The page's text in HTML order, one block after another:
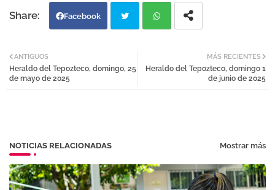
Facebook
tter atsa
MÁS RECIENTES
Heraldo del Tepozteco, domingo 1
de junio de 2025
ANTIGUOS
Heraldo del Tepozteco, domingo, 25
de mayo de 2025
NOTICIAS RELACIONADAS Mostrar más